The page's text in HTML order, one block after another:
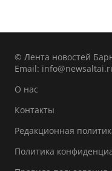
© Лента новостей
Email:
О нас
Контакты
Редакционная
Политика